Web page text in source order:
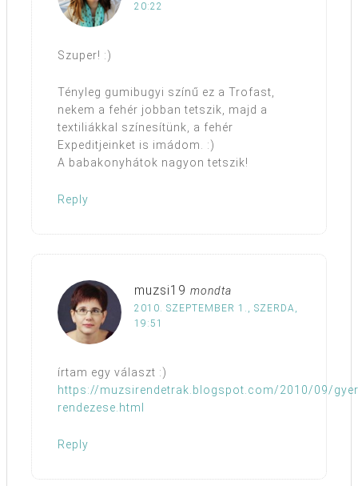
20:22
Szuper! :)
Tényleg gumibugyi színű ez a Trofast,
nekem a fehér jobban tetszik, majd a
textiliákkal színesítünk, a fehér
Expeditjeinket is imádom. :)
A babakonyhátok nagyon tetszik!
Reply
muzsi19 mondta
2010. SZEPTEMBER 1., SZERDA,
19:51
írtam egy választ :)
https://muzsirendetrak.blogspot.com/2010/09/
rendezese.html
Reply